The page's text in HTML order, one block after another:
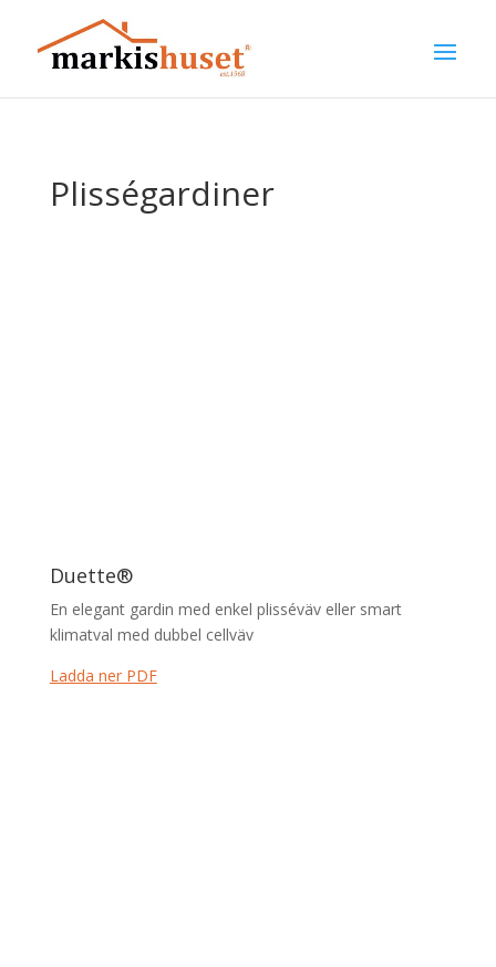
Plisségardiner
Duette®
En elegant gardin med enkel plisséväv eller smart
klimatval med dubbel cellväv
Ladda ner PDF